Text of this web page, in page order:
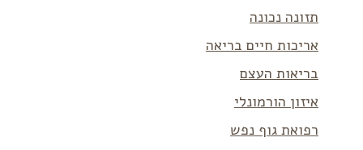
תזונה נכונה
אריכות חיים בריאה
בריאות העצם
איזון הורמונלי
רפואת גוף נפש